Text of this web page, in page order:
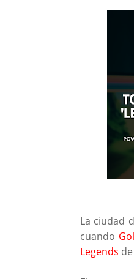
La ciudad
cuando
Legends de